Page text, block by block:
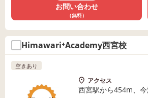
お問い合わせ
（無料）
Himawari⁺Academy西宮校
空きあり
アクセス
西宮駅から454m、